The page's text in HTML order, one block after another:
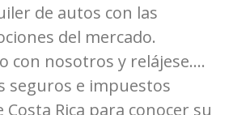
de autos con las
del mercado.
con nosotros y relájese….
seguros e impuestos
Costa Rica para conocer su